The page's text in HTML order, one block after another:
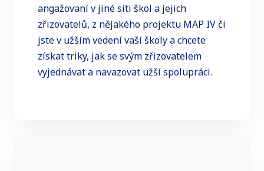
angažovaní v jiné síti škol a jejich
zřizovatelů, z nějakého projektu MAP IV či
jste v užším vedení vaší školy a chcete
získat triky, jak se svým zřizovatelem
vyjednávat a navazovat užší spolupráci.